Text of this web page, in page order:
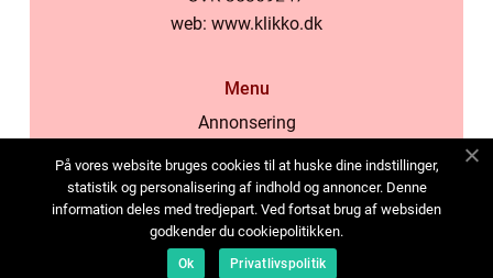
web: www.klikko.dk
Menu
Annonsering
Cookies
Kontakta oss
Sitemap
På vores website bruges cookies til at huske dine indstillinger,
statistik og personalisering af indhold og annoncer. Denne
information deles med tredjepart. Ved fortsat brug af websiden
godkender du cookiepolitikken.
Ok Privatlivspolitik